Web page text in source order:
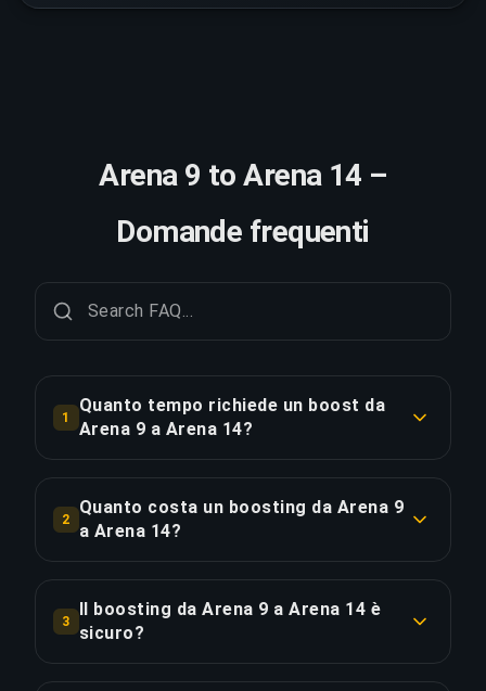
Arena 9 to Arena 14 –
Domande frequenti
1
Quanto tempo richiede un boost da
Arena 9 a Arena 14?
tipicamente 12-24 ore. Con Ordine Prioritario, la
consegna è circa il 25% più veloce.
2
Quanto costa un boosting da Arena 9
a Arena 14?
€82.57 per l'opzione standard. L'Ordine Prioritario
costa €99.09, mentre il Pacchetto Completo con
3
Il boosting da Arena 9 a Arena 14 è
sicuro?